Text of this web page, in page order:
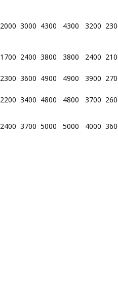
2000 3000 4300 4300 3200
1700 2400 3800 3800 2400
2300 3600 4900 4900 3900
2200 3400 4800 4800 3700
2400 3700 5000 5000 4000